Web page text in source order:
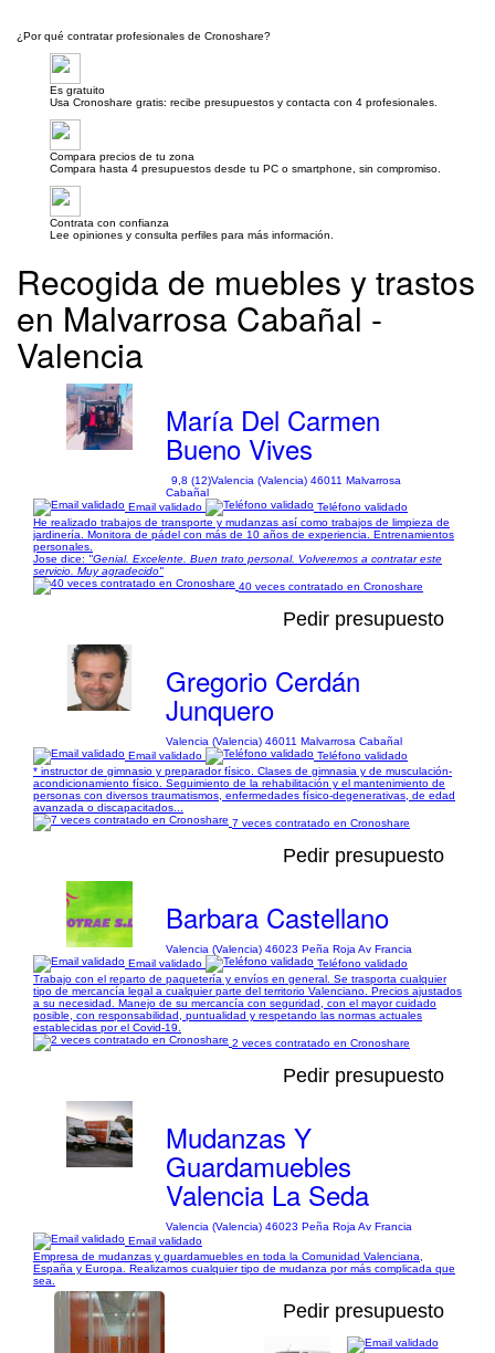
¿Por qué contratar profesionales de Cronoshare?
Es gratuito
Usa Cronoshare gratis: recibe presupuestos y contacta con 4 profesionales.
Compara precios de tu zona
Compara hasta 4 presupuestos desde tu PC o smartphone, sin compromiso.
Contrata con confianza
Lee opiniones y consulta perfiles para más información.
Recogida de muebles y trastos
en Malvarrosa Cabañal -
Valencia
María Del Carmen
Bueno Vives
9,8 (12)Valencia (Valencia) 46011 Malvarrosa
Cabañal
Email validado
Teléfono validado
He realizado trabajos de transporte y mudanzas así como trabajos de limpieza de
jardinería. Monitora de pádel con más de 10 años de experiencia. Entrenamientos
personales.
Jose dice: "Genial. Excelente. Buen trato personal. Volveremos a contratar este
servicio. Muy agradecido"
40 veces contratado en Cronoshare
Pedir presupuesto
Gregorio Cerdán
Junquero
Valencia (Valencia) 46011 Malvarrosa Cabañal
Email validado
Teléfono validado
* instructor de gimnasio y preparador físico. Clases de gimnasia y de musculación-
acondicionamiento físico. Seguimiento de la rehabilitación y el mantenimiento de
personas con diversos traumatismos, enfermedades físico-degenerativas, de edad
avanzada o discapacitados...
7 veces contratado en Cronoshare
Pedir presupuesto
Barbara Castellano
Valencia (Valencia) 46023 Peña Roja Av Francia
Email validado
Teléfono validado
Trabajo con el reparto de paquetería y envíos en general. Se trasporta cualquier
tipo de mercancía legal a cualquier parte del territorio Valenciano. Precios ajustados
a su necesidad. Manejo de su mercancía con seguridad, con el mayor cuidado
posible, con responsabilidad, puntualidad y respetando las normas actuales
establecidas por el Covid-19.
2 veces contratado en Cronoshare
Pedir presupuesto
Mudanzas Y
Guardamuebles
Valencia La Seda
Valencia (Valencia) 46023 Peña Roja Av Francia
Email validado
Empresa de mudanzas y guardamuebles en toda la Comunidad Valenciana,
España y Europa. Realizamos cualquier tipo de mudanza por más complicada que
sea.
Pedir presupuesto